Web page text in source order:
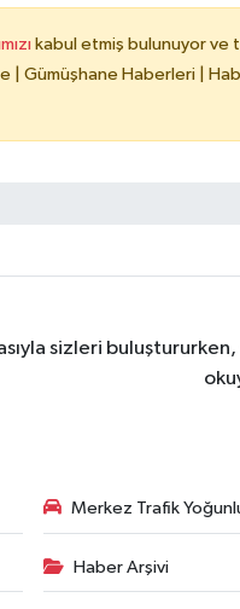
kabul etmiş bulunuyor ve
| Gümüşhane Haberleri |
sizleri
Merkez Trafik
Haber Arşivi